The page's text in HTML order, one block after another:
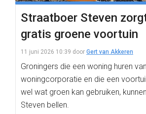
Straatboer Steven
gratis groene voortuin
11 juni 2026 10:39 door Gert van Akkeren
Groningers die een woning huren
woningcorporatie en die een
wel wat groen kan gebruiken,
Steven bellen.